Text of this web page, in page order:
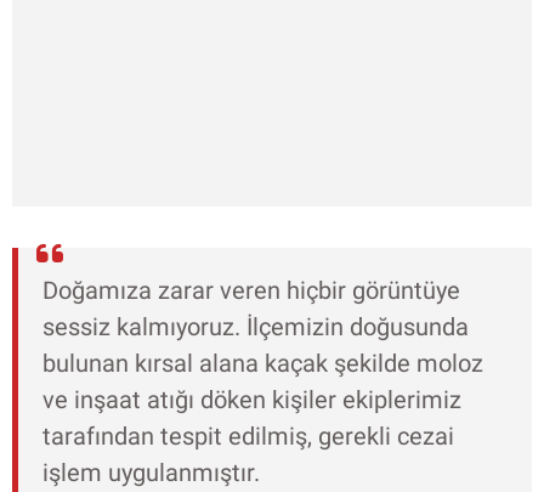
Doğamıza zarar veren hiçbir görüntüye
sessiz kalmıyoruz. İlçemizin doğusunda
bulunan kırsal alana kaçak şekilde moloz
ve inşaat atığı döken kişiler ekiplerimiz
tarafından tespit edilmiş, gerekli cezai
işlem uygulanmıştır.